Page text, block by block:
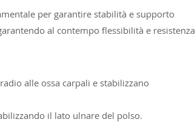
per garantire stabilità e supporto
al contempo flessibilità e resistenza
alle ossa carpali e stabilizzano
il lato ulnare del polso.